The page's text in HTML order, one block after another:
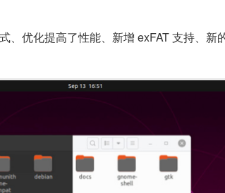
、优化提高了性能、新增 exFAT 支持、